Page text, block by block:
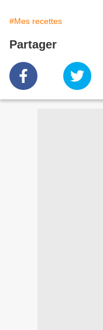
#Mes recettes
Partager